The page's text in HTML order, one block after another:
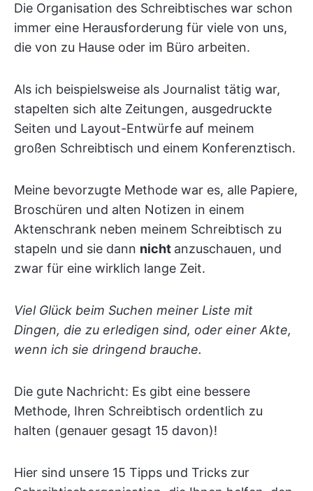
Die Organisation des Schreibtisches war schon
immer eine Herausforderung für viele von uns,
die von zu Hause oder im Büro arbeiten.
Als ich beispielsweise als Journalist tätig war,
stapelten sich alte Zeitungen, ausgedruckte
Seiten und Layout-Entwürfe auf meinem
großen Schreibtisch und einem Konferenztisch.
Meine bevorzugte Methode war es, alle Papiere,
Broschüren und alten Notizen in einem
Aktenschrank neben meinem Schreibtisch zu
stapeln und sie dann nicht anzuschauen, und
zwar für eine wirklich lange Zeit.
Viel Glück beim Suchen meiner Liste mit
Dingen, die zu erledigen sind, oder einer Akte,
wenn ich sie dringend brauche.
Die gute Nachricht: Es gibt eine bessere
Methode, Ihren Schreibtisch ordentlich zu
halten (genauer gesagt 15 davon)!
Hier sind unsere 15 Tipps und Tricks zur